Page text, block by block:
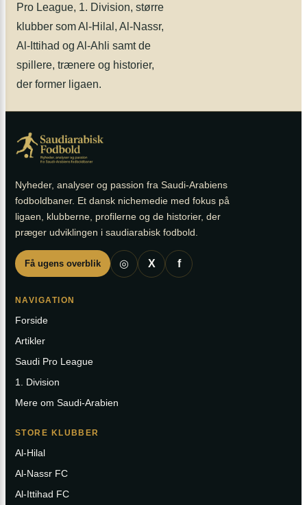
Pro League, 1. Division, større
klubber som Al-Hilal, Al-Nassr,
Al-Ittihad og Al-Ahli samt de
spillere, trænere og historier,
der former ligaen.
Nyheder, analyser og passion fra Saudi-Arabiens
fodboldbaner. Et dansk nichemedie med fokus på
ligaen, klubberne, profilerne og de historier, der
præger udviklingen i saudiarabisk fodbold.
Få ugens overblik ◎ X f
NAVIGATION
Forside
Artikler
Saudi Pro League
1. Division
Mere om Saudi-Arabien
STORE KLUBBER
Al-Hilal
Al-Nassr FC
Al-Ittihad FC